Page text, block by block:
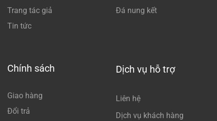
Trang tác giả
Tin tức
Đá nung kết
Chính sách
Giao hàng
Đổi trả
Dịch vụ hỗ trợ
Liên hệ
Dịch vụ khách hàng